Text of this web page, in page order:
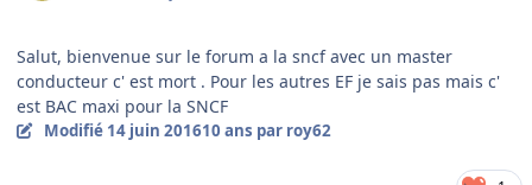
Salut, bienvenue sur le forum a la sncf avec un master
conducteur c' est mort . Pour les autres EF je sais pas mais c'
est BAC maxi pour la SNCF
Modifié 14 juin 201610 ans par roy62